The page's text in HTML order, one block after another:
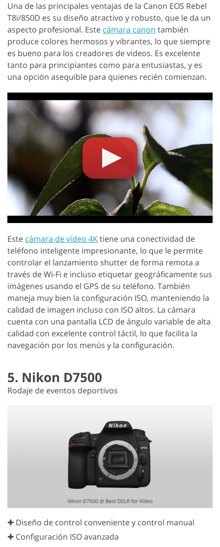
Una de las principales ventajas de la Canon EOS Rebel
T8i/850D es su diseño atractivo y robusto, que le da un
aspecto profesional. Este cámara canon también
produce colores hermosos y vibrantes, lo que siempre
es bueno para los creadores de videos. Es excelente
tanto para principiantes como para entusiastas, y es
una opción asequible para quienes recién comienzan.
Este cámara de vídeo 4Ktiene una conectividad de
teléfono inteligente impresionante, lo que le permite
controlar el lanzamiento shutter de forma remota a
través de Wi-Fi e incluso etiquetar geográficamente sus
imágenes usando el GPS de su teléfono. También
maneja muy bien la configuración ISO, manteniendo la
calidad de imagen incluso con ISO altos. La cámara
cuenta con una pantalla LCD de ángulo variable de alta
calidad con excelente control táctil, lo que facilita la
navegación por los menús y la configuración.
5. Nikon D7500
Rodaje de eventos deportivos
✚ Diseño de control conveniente y control manual
✚ Configuración ISO avanzada